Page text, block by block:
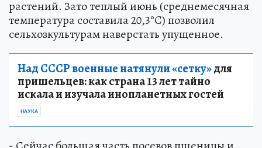
растений. Зато теплый июнь (среднемесячная
температура составила 20,3°C) позволил
сельхозкультурам наверстать упущенное.
Над СССР военные натянули «сетку»для
пришельцев: как страна 13 лет тайно
искала и изучала инопланетных гостей
НАУКА